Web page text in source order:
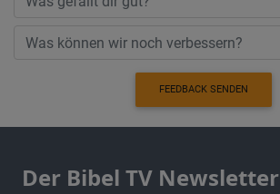
FEEDBACK SENDEN
Der Bibel TV Newsletter